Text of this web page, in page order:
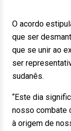
O acordo
que ser
que se unir ao
ser
sudanês.
“Este dia
nosso combate
à origem de